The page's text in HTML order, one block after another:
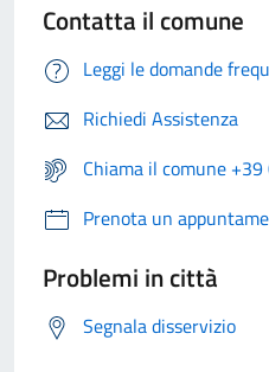
Contatta il comune
Leggi le domande
Richiedi Assistenza
Chiama il comune
Prenota un
Problemi in città
Segnala disservizio